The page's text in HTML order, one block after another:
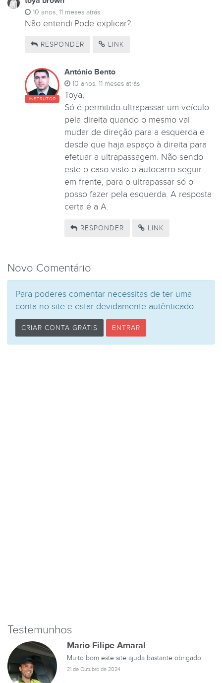
10 anos, 11 meses atrás
Não entendi.Pode explicar?
RESPONDER LINK
INSTRUTOR
António Bento
10 anos, 11 meses atrás
Toya,
Só é permitido ultrapassar um veículo
pela direita quando o mesmo vai
mudar de direção para a esquerda e
desde que haja espaço à direita para
efetuar a ultrapassagem. Não sendo
este o caso visto o autocarro seguir
em frente, para o ultrapassar só o
posso fazer pela esquerda. A resposta
certa é a A.
RESPONDER LINK
Novo Comentário
Para poderes comentar necessitas de ter uma
conta no site e estar devidamente autênticado.
CRIAR CONTA GRÁTIS ENTRAR
Testemunhos
Mario Filipe Amaral
Muito bom este site ajuda bastante obrigado
21 de Outubro de 2024